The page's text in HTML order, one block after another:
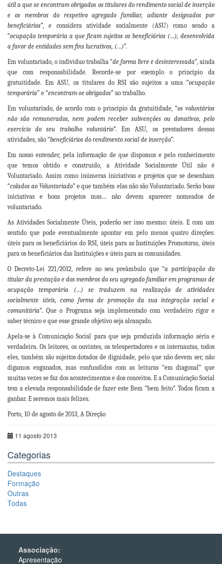
útil a que se encontram obrigados os titulares do rendimento social de inserção
e os membros do respetivo agregado familiar, adiante designados por
beneficiários”, e considera atividade socialmente (ASU) como sendo a
“ocupação temporária a que ficam sujeitos os beneficiários (…), desenvolvida
a favor de entidades sem fins lucrativos, (…)”.
Em voluntariado, o indivíduo trabalha “de forma livre e desinteressada”, ainda
que com responsabilidade. Recorde-se por exemplo o princípio da
gratuitidade. Em ASU, os titulares do RSI são sujeitos a uma “ocupação
temporária” e “encontram-se obrigados” ao trabalho.
Em voluntariado, de acordo com o princípio da gratuitidade, “os voluntários
não são remunerados, nem podem receber subvenções ou donativos, pelo
exercício do seu trabalho voluntário”. Em ASU, os prestadores dessas
atividades, são “beneficiários do rendimento social de inserção”.
Em nosso entender, pela informação de que dispomos e pelo conhecimento
que temos obtido e construído, a Atividade Socialmente Útil não é
Voluntariado. Assim como inúmeras iniciativas e projetos que se desenham
“colados ao Voluntariado” e que também elas não são Voluntariado. Serão boas
iniciativas e bons projetos mas… não devem aparecer nomeados de
voluntariado.
As Atividades Socialmente Úteis, poderão ser isso mesmo: úteis. E com um
sentido que pode eventualmente apontar em pelo menos quatro direções:
úteis para os beneficiários do RSI, úteis para as Instituições Promotoras, úteis
para os beneficiários das Instituições e úteis para as comunidades.
O Decreto-Lei 221/2012, refere no seu preâmbulo que “a participação do
titular da prestação e dos membros do seu agregado familiar em programas de
ocupação temporária (…) se traduzem na realização de atividades
socialmente úteis, como forma de promoção da sua integração social e
comunitária”. Que o Programa seja implementado com verdadeiro rigor e
saber técnico e que esse grande objetivo seja alcançado.
Apela-se à Comunicação Social para que seja produzida informação séria e
verdadeira. Os leitores, os ouvintes, os telespectadores e os internautas, todos
eles, também são sujeitos dotados de dignidade, pelo que não devem ser, não
digamos enganados, mas confundidos com as leituras “em diagonal” que
muitas vezes se faz dos acontecimentos e dos conceitos. E a Comunicação Social
tem a elevada responsabilidade de fazer este Bem “bem feito”. Todos ficam a
ganhar. E seremos mais felizes.
Porto, 10 de agosto de 2013, A Direção
11 agosto 2013
Categorias
Destaques
Formação
Outras
Todas
Associação:
Apresentação